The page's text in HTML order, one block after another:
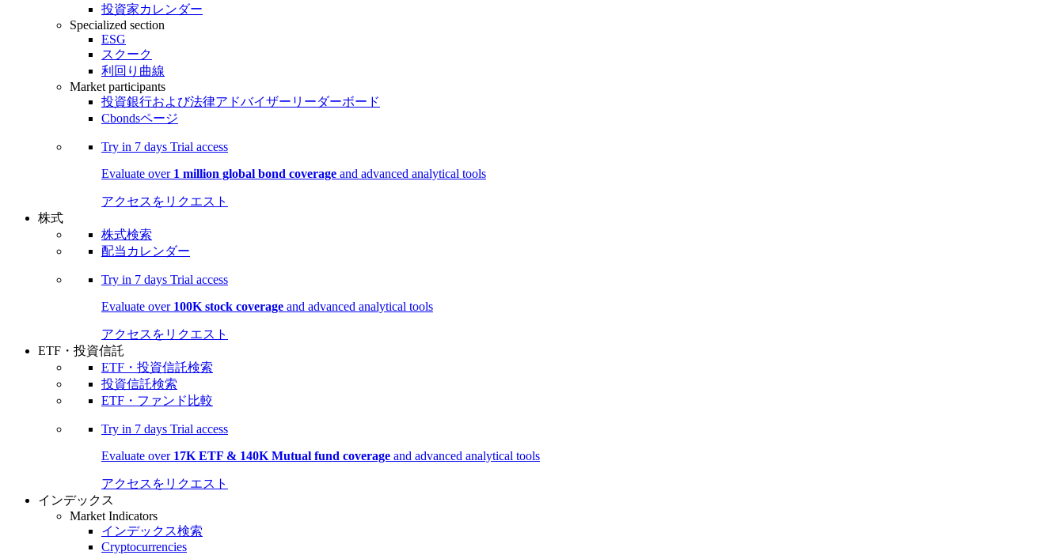
投資家カレンダー
Specialized section
ESG
スクーク
利回り曲線
Market participants
投資銀行および法律アドバイザーリーダーボード
Cbondsページ
Try in 7 days Trial access
Evaluate over 1 million global bond coverage and advanced analytical tools
アクセスをリクエスト
株式
株式検索
配当カレンダー
Try in 7 days Trial access
Evaluate over 100K stock coverage and advanced analytical tools
アクセスをリクエスト
ETF・投資信託
ETF・投資信託検索
投資信託検索
ETF・ファンド比較
Try in 7 days Trial access
Evaluate over 17K ETF & 140K Mutual fund coverage and advanced analytical tools
アクセスをリクエスト
インデックス
Market Indicators
インデックス検索
Cryptocurrencies